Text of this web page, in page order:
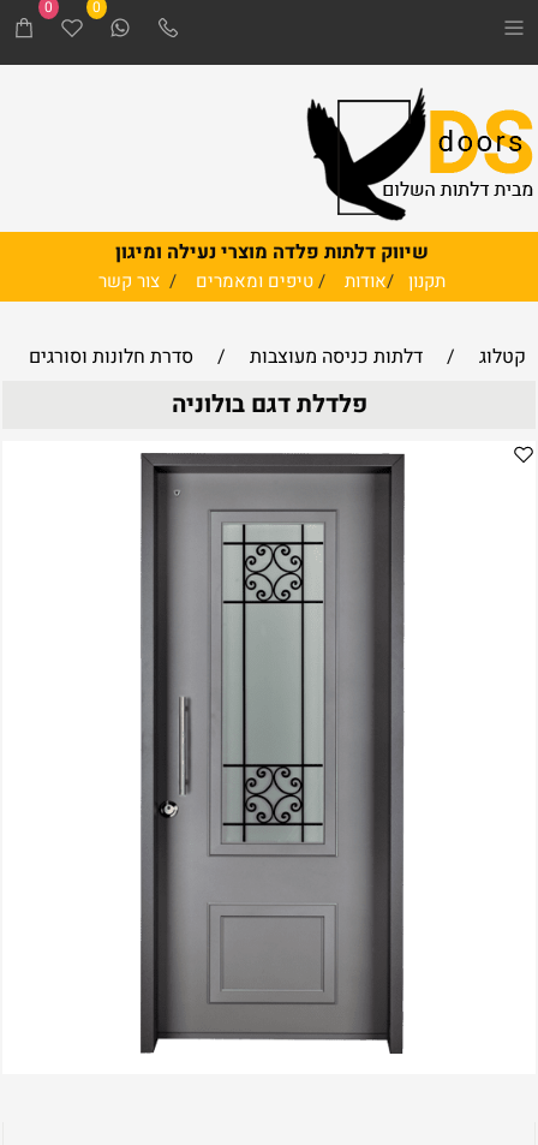
שיווק דלתות פלדה מוצרי נעילה ומיגון
תקנון /אודות /טיפים ומאמרים /צור קשר
0 0
קטלוג / דלתות כניסה מעוצבות / סדרת חלונות וסורגים
פלדלת דגם בולוניה